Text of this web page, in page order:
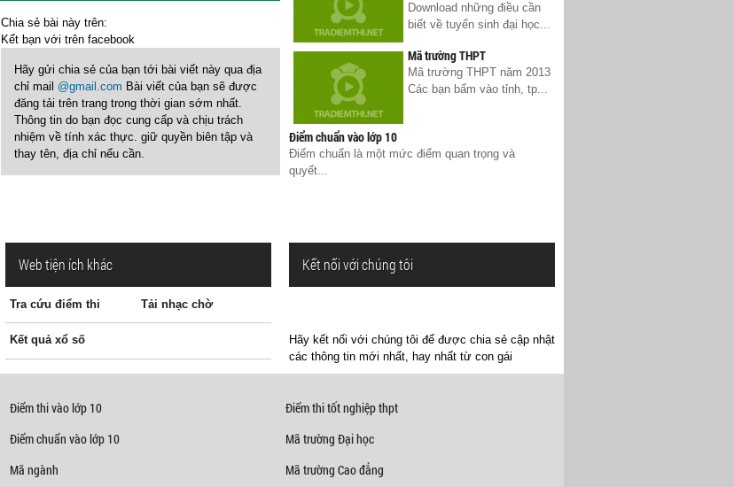
Chia sẻ bài này trên:
Kết bạn với trên facebook
Hãy gửi chia sẻ của bạn tới bài viết này qua địa
chỉ mail @gmail.com Bài viết của bạn sẽ được
đăng tải trên trang trong thời gian sớm nhất.
Thông tin do bạn đọc cung cấp và chịu trách
nhiệm về tính xác thực. giữ quyền biên tập và
thay tên, địa chỉ nếu cần.
Download những điều cần
biết về tuyển sinh đại học...
Mã trường THPT
Mã trường THPT năm 2013
Các bạn bấm vào tỉnh, tp...
Điểm chuẩn vào lớp 10
Điểm chuẩn là một mức điểm quan trọng và
quyết...
Web tiện ích khác
Tra cứu điểm thi Tải nhạc chờ
Kết quả xổ số
Kết nối với chúng tôi
Hãy kết nối với chúng tôi để được chia sẻ cập nhật
các thông tin mới nhất, hay nhất từ con gái
Điểm thi vào lớp 10
Điểm thi tốt nghiệp thpt
Điểm chuẩn vào lớp 10
Mã trường Đại học
Mã ngành Mã trường Cao đẳng